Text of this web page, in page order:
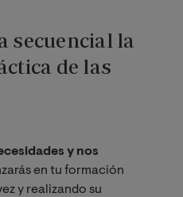
secuencial la
de las
y nos
en tu formación
y realizando su